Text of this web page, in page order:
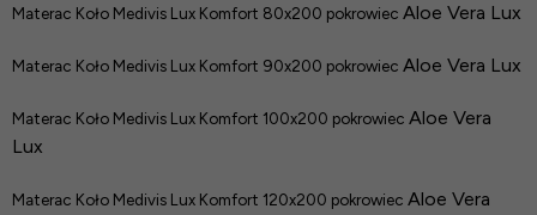
Materac Koło Medivis Lux Komfort 80x200 pokrowiec Aloe Vera Lux
Materac Koło Medivis Lux Komfort 90x200 pokrowiec Aloe Vera Lux
Materac Koło Medivis Lux Komfort 100x200 pokrowiec Aloe Vera
Lux
Materac Koło Medivis Lux Komfort 120x200 pokrowiec Aloe Vera